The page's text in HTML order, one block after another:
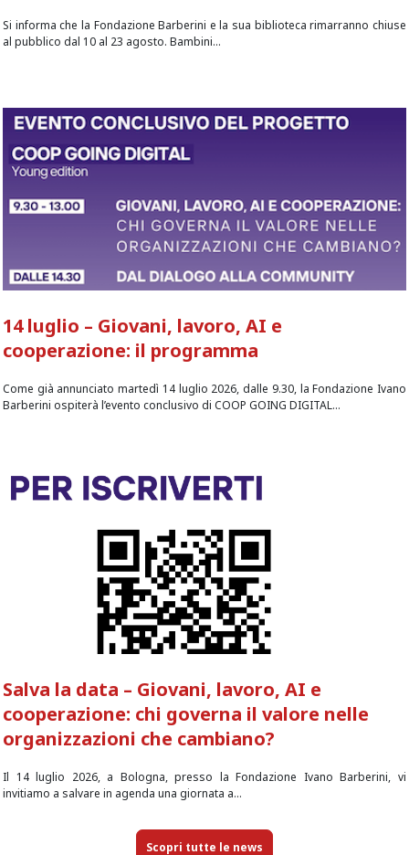
Si informa che la Fondazione Barberini e la sua biblioteca rimarranno chiuse
al pubblico dal 10 al 23 agosto. Bambini...
14 luglio – Giovani, lavoro, AI e
cooperazione: il programma
Come già annunciato martedì 14 luglio 2026, dalle 9.30, la Fondazione Ivano
Barberini ospiterà l’evento conclusivo di COOP GOING DIGITAL...
Salva la data – Giovani, lavoro, AI e
cooperazione: chi governa il valore nelle
organizzazioni che cambiano?
Il 14 luglio 2026, a Bologna, presso la Fondazione Ivano Barberini, vi
invitiamo a salvare in agenda una giornata a...
Scopri tutte le news